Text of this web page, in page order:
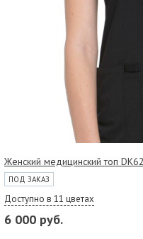
Женский медицинский топ
ПОД ЗАКАЗ
Доступно в 11 цветах
6 000 руб.